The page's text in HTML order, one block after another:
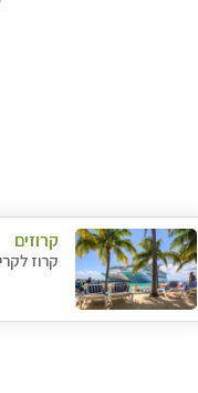
קרוזים
קרוז